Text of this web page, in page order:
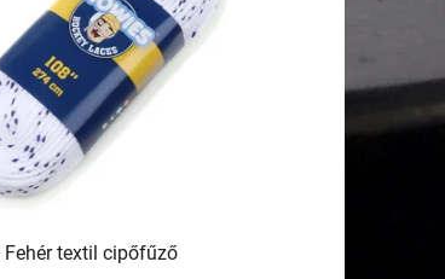
n
d
e
z
é
s
e
Fehér textil cipőfűző